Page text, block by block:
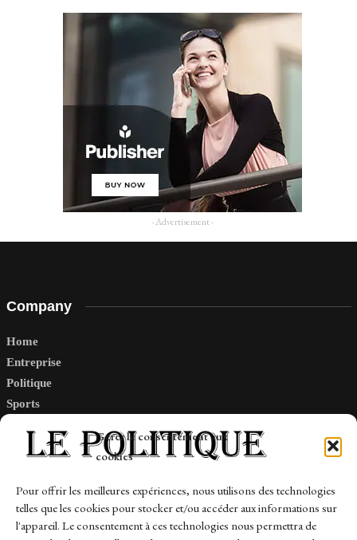
Gérer le consentement aux
cookies
Pour offrir les meilleures expériences, nous utilisons des technologies
telles que les cookies pour stocker et/ou accéder aux informations sur
l'appareil. Le consentement à ces technologies nous permettra de
- Advertisement -
Company
Home
Entreprise
Politique
Sports
Links